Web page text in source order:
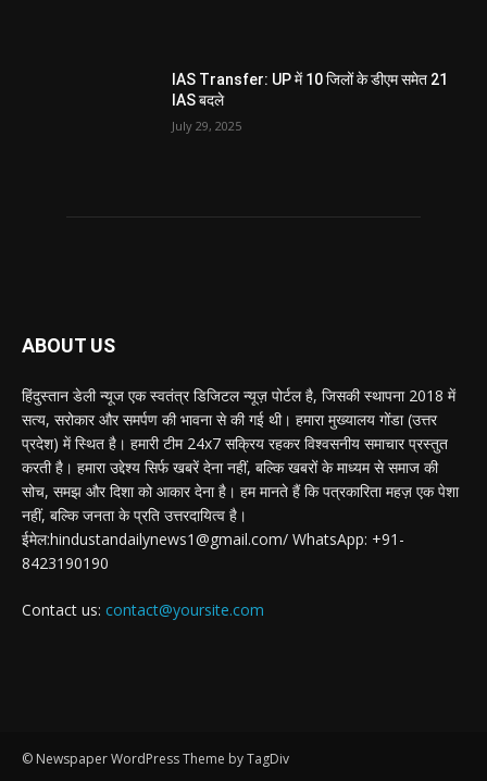
IAS Transfer: UP में 10 जिलों के डीएम समेत 21
IAS बदले
July 29, 2025
ABOUT US
हिंदुस्तान डेली न्यूज एक स्वतंत्र डिजिटल न्यूज़ पोर्टल है, जिसकी स्थापना 2018 में
सत्य, सरोकार और समर्पण की भावना से की गई थी। हमारा मुख्यालय गोंडा (उत्तर
प्रदेश) में स्थित है। हमारी टीम 24x7 सक्रिय रहकर विश्वसनीय समाचार प्रस्तुत
करती है। हमारा उद्देश्य सिर्फ खबरें देना नहीं, बल्कि खबरों के माध्यम से समाज की
सोच, समझ और दिशा को आकार देना है। हम मानते हैं कि पत्रकारिता महज़ एक पेशा
नहीं, बल्कि जनता के प्रति उत्तरदायित्व है।
ईमेल:hindustandailynews1@gmail.com/ WhatsApp: +91-
8423190190
Contact us: contact@yoursite.com
© Newspaper WordPress Theme by TagDiv